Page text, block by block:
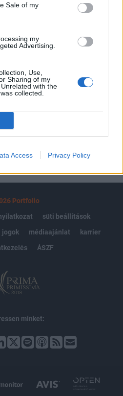
Sale of my
my
Advertising.
Use,
Sharing of my
with the
collected.
Access Privacy Policy
2 év napon belüli
Előfizetés
Portfolio
süti beállítások
jogok médiaajánlat
karrier
ÁSZF
minket: